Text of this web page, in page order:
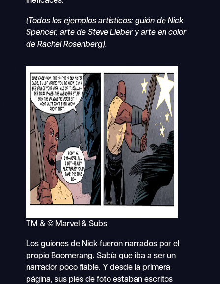
(Todos los ejemplos artísticos: guión de Nick
Spencer, arte de Steve Lieber y arte en color
de Rachel Rosenberg).
TM & © Marvel & Subs
Los guiones de Nick fueron narrados por el
propio Boomerang. Sabía que iba a ser un
narrador poco fiable. Y desde la primera
página, sus pies de foto estaban escritos